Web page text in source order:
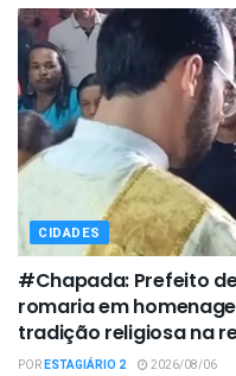
CIDADES
#Chapada: Prefeito
romaria em
tradição religiosa na
PORESTAGIÁRIO 2 2026/08/06